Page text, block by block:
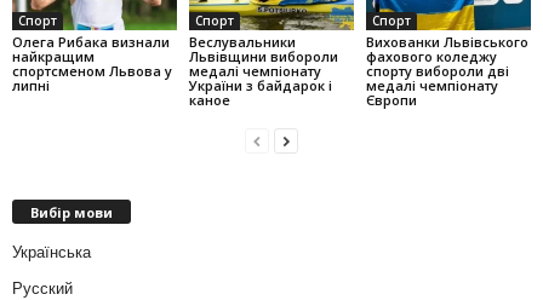
Спорт
Олега Рибака визнали
найкращим
спортсменом Львова у
липні
Спорт
Веслувальники
Львівщини вибороли
медалі чемпіонату
України з байдарок і
каное
Спорт
Вихованки Львівського
фахового коледжу
спорту вибороли дві
медалі чемпіонату
Європи
Вибір мови
Українська
Русский